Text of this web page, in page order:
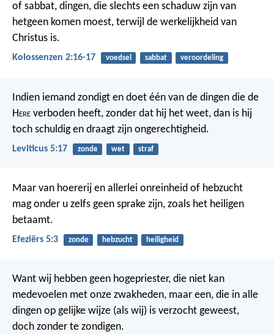
of sabbat, dingen, die slechts een schaduw zijn van
hetgeen komen moest, terwijl de werkelijkheid van
Christus is.
Kolossenzen 2:16-17 voedsel sabbat veroordeling
Indien iemand zondigt en doet één van de dingen die de
Here verboden heeft, zonder dat hij het weet, dan is hij
toch schuldig en draagt zijn ongerechtigheid.
Leviticus 5:17 zonde wet straf
Maar van hoererij en allerlei onreinheid of hebzucht
mag onder u zelfs geen sprake zijn, zoals het heiligen
betaamt.
Efeziërs 5:3 zonde hebzucht heiligheid
Want wij hebben geen hogepriester, die niet kan
medevoelen met onze zwakheden, maar een, die in alle
dingen op gelijke wijze (als wij) is verzocht geweest,
doch zonder te zondigen.